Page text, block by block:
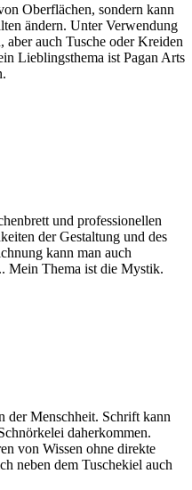
Oberflächen, sondern kann
ändern. Unter Verwendung
auch Tusche oder Kreiden
Lieblingsthema ist Pagan Arts
und professionellen
der Gestaltung und des
kann man auch
Mein Thema ist die Mystik.
der Menschheit. Schrift kann
daherkommen.
von Wissen ohne direkte
neben dem Tuschekiel auch